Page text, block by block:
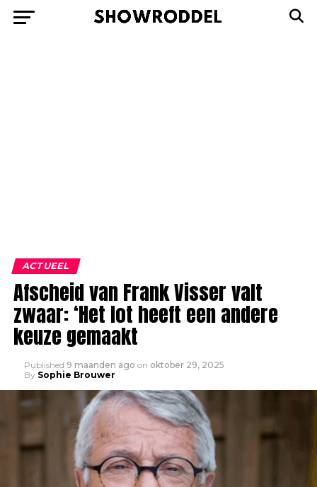
ACTUEEL
Afscheid van Frank Visser valt
zwaar: ‘Het lot heeft een andere
keuze gemaakt
Published 9 maanden ago on oktober 29, 2025
By Sophie Brouwer